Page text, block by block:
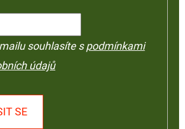
souhlasíte spodmínkami
údajů
SE